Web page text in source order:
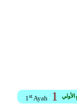
1stAyah 1 الأولي